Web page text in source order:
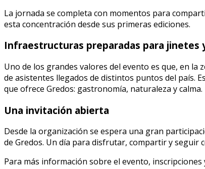
La jornada se completa con momentos para
esta concentración desde sus primeras ediciones.
Infraestructuras preparadas para jinetes
Uno de los grandes valores del evento es que, en la
de asistentes llegados de distintos puntos del país.
que ofrece Gredos: gastronomía, naturaleza y calma.
Una invitación abierta
Desde la organización se espera una gran
de Gredos. Un día para disfrutar, compartir y seguir
Para más información sobre el evento,